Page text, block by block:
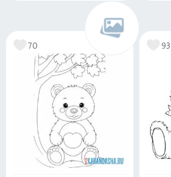
70 93